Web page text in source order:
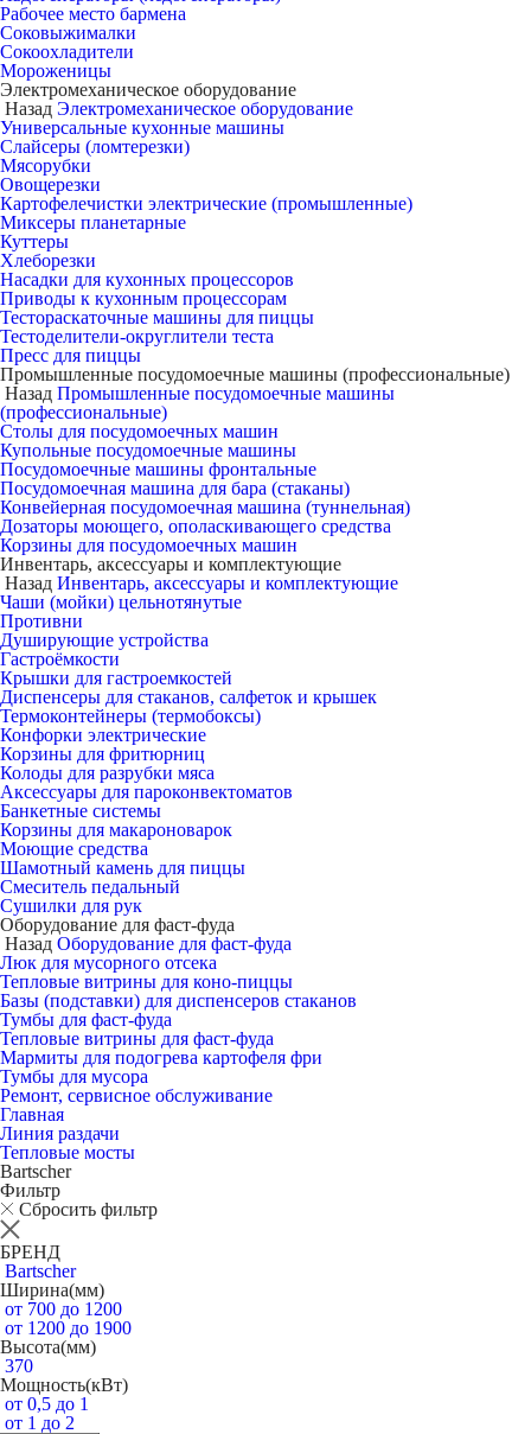
Рабочее место бармена
Соковыжималки
Сокоохладители
Мороженицы
Электромеханическое оборудование
Назад Электромеханическое оборудование
Универсальные кухонные машины
Слайсеры (ломтерезки)
Мясорубки
Овощерезки
Картофелечистки электрические (промышленные)
Миксеры планетарные
Куттеры
Хлеборезки
Насадки для кухонных процессоров
Приводы к кухонным процессорам
Тестораскаточные машины для пиццы
Тестоделители-округлители теста
Пресс для пиццы
Промышленные посудомоечные машины (профессиональные)
Назад Промышленные посудомоечные машины
(профессиональные)
Столы для посудомоечных машин
Купольные посудомоечные машины
Посудомоечные машины фронтальные
Посудомоечная машина для бара (стаканы)
Конвейерная посудомоечная машина (туннельная)
Дозаторы моющего, ополаскивающего средства
Корзины для посудомоечных машин
Инвентарь, аксессуары и комплектующие
Назад Инвентарь, аксессуары и комплектующие
Чаши (мойки) цельнотянутые
Противни
Душирующие устройства
Гастроёмкости
Крышки для гастроемкостей
Диспенсеры для стаканов, салфеток и крышек
Термоконтейнеры (термобоксы)
Конфорки электрические
Корзины для фритюрниц
Колоды для разрубки мяса
Аксессуары для пароконвектоматов
Банкетные системы
Корзины для макароноварок
Моющие средства
Шамотный камень для пиццы
Смеситель педальный
Сушилки для рук
Оборудование для фаст-фуда
Назад Оборудование для фаст-фуда
Люк для мусорного отсека
Тепловые витрины для коно-пиццы
Базы (подставки) для диспенсеров стаканов
Тумбы для фаст-фуда
Тепловые витрины для фаст-фуда
Мармиты для подогрева картофеля фри
Тумбы для мусора
Ремонт, сервисное обслуживание
Главная
Линия раздачи
Тепловые мосты
Bartscher
Фильтр
Сбросить фильтр
БРЕНД
Bartscher
Ширина(мм)
от 700 до 1200
от 1200 до 1900
Высота(мм)
370
Мощность(кВт)
от 0,5 до 1
от 1 до 2